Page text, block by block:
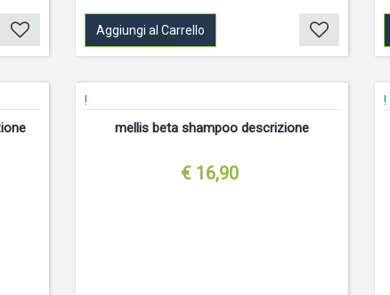
Aggiungi al Carrello
!
mellis beta shampoo descrizione
€ 16,90
!